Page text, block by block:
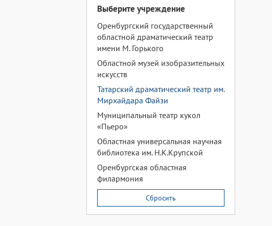
Выберите учреждение
Оренбургский государственный
областной драматический театр
имени М. Горького
Областной музей изобразительных
искусств
Татарский драматический театр им.
Мирхайдара Файзи
Муниципальный театр кукол
«Пьеро»
Областная универсальная научная
библиотека им. Н.К.Крупской
Оренбургская областная
филармония
Сбросить